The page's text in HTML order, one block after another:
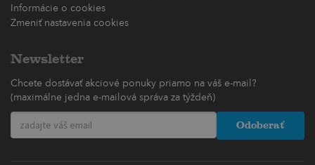
Informácie o cookies
Zmeniť nastavenia cookies
Newsletter
Chcete dostávať akciové ponuky priamo na váš e-mail?
(maximálne jedna e-mailová správa za týždeň)
Odoberať